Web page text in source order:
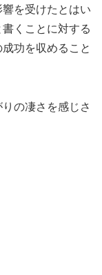
を受けたとはい
くことに対する
功を収めること
の凄さを感じさ